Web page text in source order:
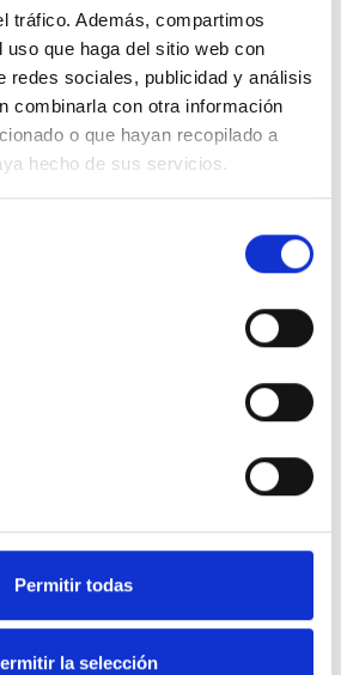
tráfico. Además, compartimos
uso que haga del sitio web con
redes sociales, publicidad y análisis
combinarla con otra información
o que hayan recopilado a
hecho de sus servicios.
Permitir todas
la selección
Foodsat Hostelería
industrial
equipamiento y maquinaria industrial, que
el sector de la hostelería y la alimentación
equipos, y negocio.